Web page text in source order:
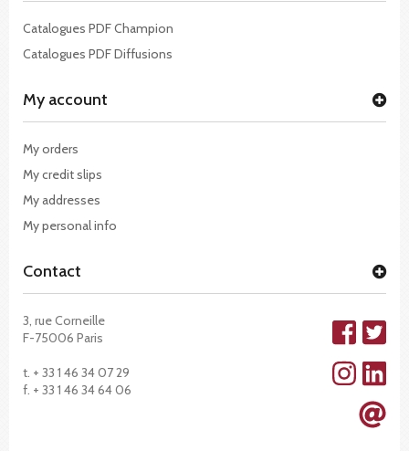
Catalogues PDF Champion
Catalogues PDF Diffusions
My account
My orders
My credit slips
My addresses
My personal info
Contact
3, rue Corneille
F-75006 Paris
t. + 33 1 46 34 07 29
f. + 33 1 46 34 64 06